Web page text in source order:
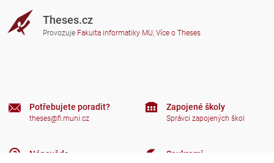
Theses.cz
Provozuje Fakulta informatiky MU, Více o Theses
Potřebujete poradit?
theses@fi.muni.cz
Nápověda
Zapojené školy
Správci zapojených škol
Soukromí